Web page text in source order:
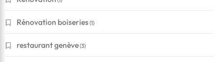
Rénovation boiseries(1)
restaurant genève(3)